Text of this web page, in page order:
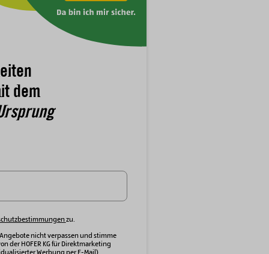
dem
zu.
nicht verpassen und stimme
der HOFER KG für Direktmarketing